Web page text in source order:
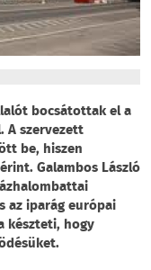
bocsátottak el a
A szervezett
be, hiszen
Galambos László
az iparág európai
készteti, hogy